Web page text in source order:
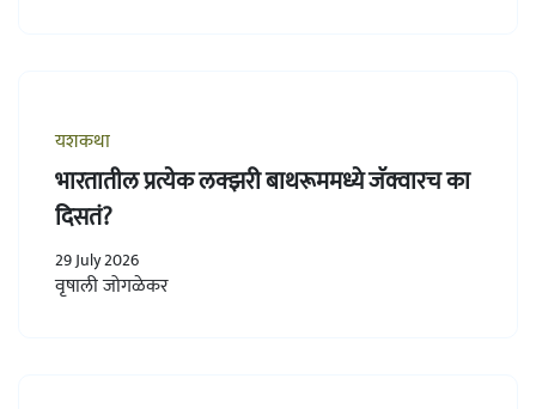
यशकथा
भारतातील प्रत्येक लक्झरी बाथरूममध्ये जॅक्वारच का
दिसतं?
29 July 2026
वृषाली जोगळेकर